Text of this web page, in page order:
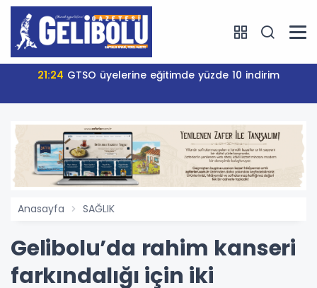
21:24 GTSO üyelerine eğitimde yüzde 10 indirim
Anasayfa SAĞLIK
Gelibolu’da rahim kanseri
farkındalığı için iki